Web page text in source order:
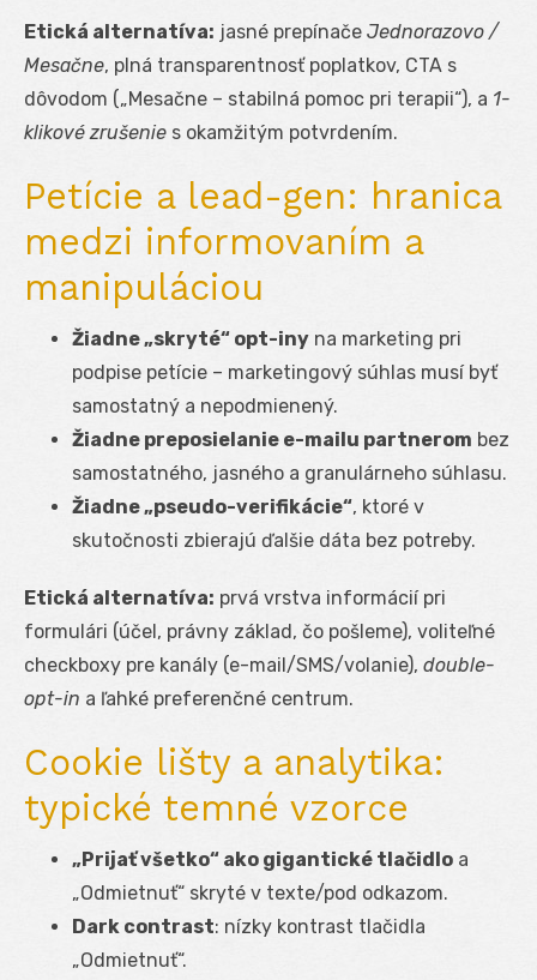
Etická alternatíva: jasné prepínače Jednorazovo /
Mesačne, plná transparentnosť poplatkov, CTA s
dôvodom („Mesačne – stabilná pomoc pri terapii“), a 1-
klikové zrušenie s okamžitým potvrdením.
Petície a lead-gen: hranica
medzi informovaním a
manipuláciou
Žiadne „skryté“ opt-iny na marketing pri
podpise petície – marketingový súhlas musí byť
samostatný a nepodmienený.
Žiadne preposielanie e-mailu partnerom bez
samostatného, jasného a granulárneho súhlasu.
Žiadne „pseudo-verifikácie“, ktoré v
skutočnosti zbierajú ďalšie dáta bez potreby.
Etická alternatíva: prvá vrstva informácií pri
formulári (účel, právny základ, čo pošleme), voliteľné
checkboxy pre kanály (e-mail/SMS/volanie), double-
opt-in a ľahké preferenčné centrum.
Cookie lišty a analytika:
typické temné vzorce
„Prijať všetko“ ako gigantické tlačidlo a
„Odmietnuť“ skryté v texte/pod odkazom.
Dark contrast: nízky kontrast tlačidla
„Odmietnuť“.